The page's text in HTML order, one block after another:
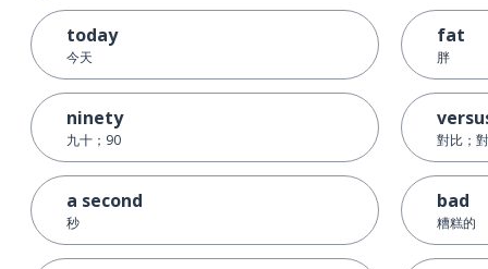
today
今天
ninety
九十；90
a second
秒
fat
胖
對比；
bad
糟糕的